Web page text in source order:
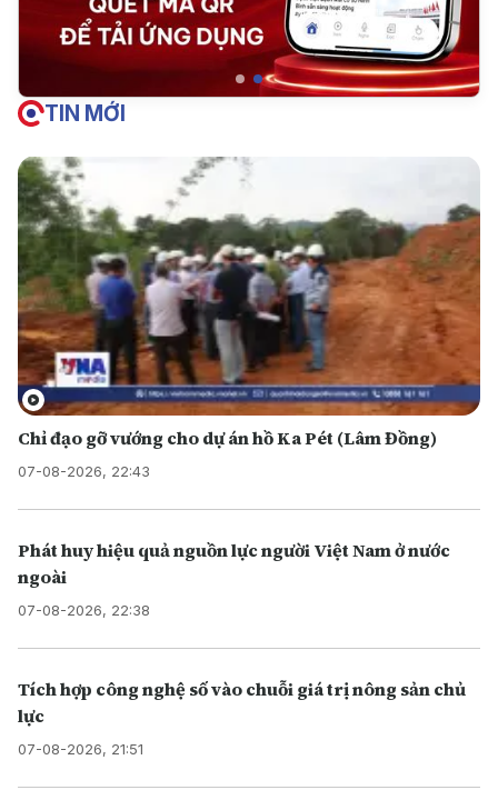
TIN MỚI
Chỉ đạo gỡ vướng cho dự án hồ Ka Pét (Lâm Đồng)
07-08-2026, 22:43
Phát huy hiệu quả nguồn lực người Việt Nam ở nước
ngoài
07-08-2026, 22:38
Tích hợp công nghệ số vào chuỗi giá trị nông sản chủ
lực
07-08-2026, 21:51